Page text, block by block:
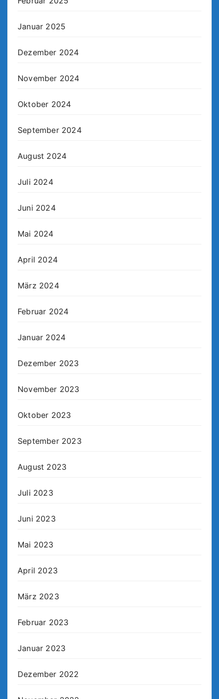
Januar 2025
Dezember 2024
November 2024
Oktober 2024
September 2024
August 2024
Juli 2024
Juni 2024
Mai 2024
April 2024
März 2024
Februar 2024
Januar 2024
Dezember 2023
November 2023
Oktober 2023
September 2023
August 2023
Juli 2023
Juni 2023
Mai 2023
April 2023
März 2023
Februar 2023
Januar 2023
Dezember 2022